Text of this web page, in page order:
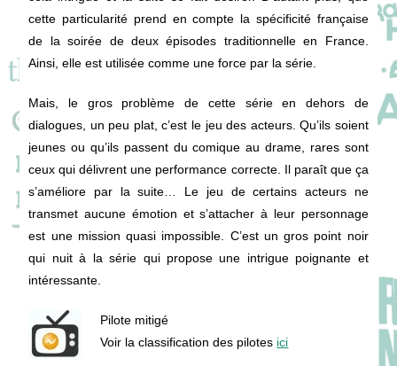
cette particularité prend en compte la spécificité française
de la soirée de deux épisodes traditionnelle en France.
Ainsi, elle est utilisée comme une force par la série.
Mais, le gros problème de cette série en dehors de
dialogues, un peu plat, c’est le jeu des acteurs. Qu’ils soient
jeunes ou qu’ils passent du comique au drame, rares sont
ceux qui délivrent une performance correcte. Il paraît que ça
s’améliore par la suite… Le jeu de certains acteurs ne
transmet aucune émotion et s’attacher à leur personnage
est une mission quasi impossible. C’est un gros point noir
qui nuit à la série qui propose une intrigue poignante et
intéressante.
Pilote mitigé
Voir la classification des pilotes ici